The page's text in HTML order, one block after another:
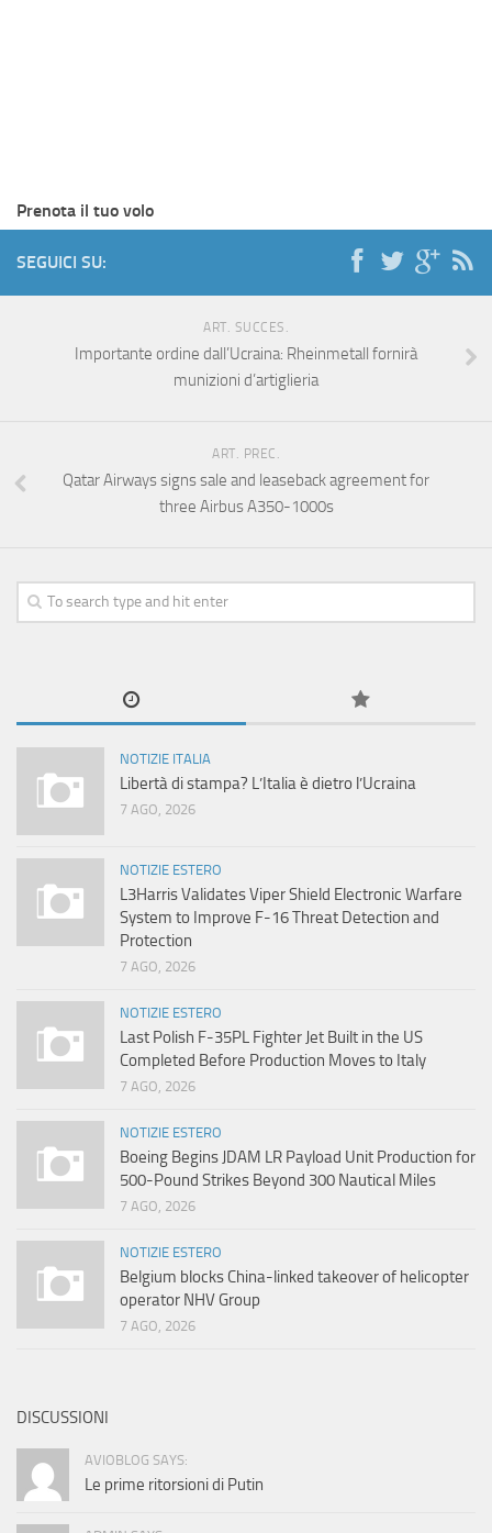
Prenota il tuo volo
SEGUICI SU:
ART. SUCCES.
Importante ordine dall’Ucraina: Rheinmetall fornirà
munizioni d’artiglieria
ART. PREC.
Qatar Airways signs sale and leaseback agreement for
three Airbus A350-1000s
NOTIZIE ITALIA
Libertà di stampa? L’Italia è dietro l’Ucraina
7 AGO, 2026
NOTIZIE ESTERO
L3Harris Validates Viper Shield Electronic Warfare
System to Improve F-16 Threat Detection and
Protection
7 AGO, 2026
NOTIZIE ESTERO
Last Polish F-35PL Fighter Jet Built in the US
Completed Before Production Moves to Italy
7 AGO, 2026
NOTIZIE ESTERO
Boeing Begins JDAM LR Payload Unit Production for
500-Pound Strikes Beyond 300 Nautical Miles
7 AGO, 2026
NOTIZIE ESTERO
Belgium blocks China-linked takeover of helicopter
operator NHV Group
7 AGO, 2026
DISCUSSIONI
AVIOBLOG SAYS:
Le prime ritorsioni di Putin